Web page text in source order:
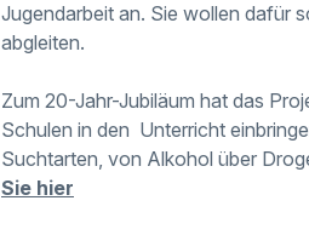
Jugendarbeit an. Sie wollen dafür
abgleiten.
Zum 20-Jahr-Jubiläum hat das
Schulen in den Unterricht
Suchtarten, von Alkohol über
Sie hier